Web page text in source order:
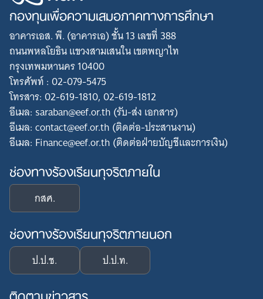
กองทุนเพื่อความเสมอภาคทางการศึกษา
อาคารเอส. พี. (อาคารเอ) ชั้น 13 เลขที่ 388
ถนนพหลโยธิน แขวงสามเสนใน เขตพญาไท
กรุงเทพมหานคร 10400
โทรศัพท์ : 02-079-5475
โทรสาร: 02-619-1810, 02-619-1812
อีเมล: saraban@eef.or.th (รับ-ส่ง เอกสาร)
อีเมล: contact@eef.or.th (ติดต่อ-ประสานงาน)
อีเมล: Finance@eef.or.th (ติดต่อฝ่ายบัญชีและการเงิน)
ช่องทางร้องเรียนทุจริตภายใน
กสศ.
ช่องทางร้องเรียนทุจริตภายนอก
ป.ป.ช. ป.ป.ท.